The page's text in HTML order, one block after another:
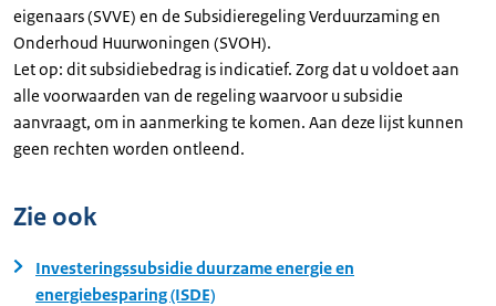
eigenaars (SVVE) en de Subsidieregeling Verduurzaming en
Onderhoud Huurwoningen (SVOH).
Let op: dit subsidiebedrag is indicatief. Zorg dat u voldoet aan
alle voorwaarden van de regeling waarvoor u subsidie
aanvraagt, om in aanmerking te komen. Aan deze lijst kunnen
geen rechten worden ontleend.
Zie ook
Investeringssubsidie duurzame energie en
energiebesparing (ISDE)